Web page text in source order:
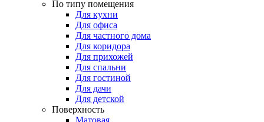
По типу помещения
Для кухни
Для офиса
Для частного дома
Для коридора
Для прихожей
Для спальни
Для гостиной
Для дачи
Для детской
Поверхность
Матовая